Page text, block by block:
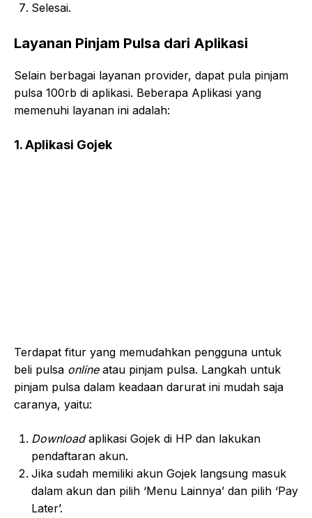
Selesai.
Layanan Pinjam Pulsa dari Aplikasi
Selain berbagai layanan provider, dapat pula pinjam
pulsa 100rb di aplikasi. Beberapa Aplikasi yang
memenuhi layanan ini adalah:
1. Aplikasi Gojek
Terdapat fitur yang memudahkan pengguna untuk
beli pulsa onlineatau pinjam pulsa. Langkah untuk
pinjam pulsa dalam keadaan darurat ini mudah saja
caranya, yaitu:
Downloadaplikasi Gojek di HP dan lakukan
pendaftaran akun.
Jika sudah memiliki akun Gojek langsung masuk
dalam akun dan pilih ‘Menu Lainnya’ dan pilih ‘Pay
Later’.